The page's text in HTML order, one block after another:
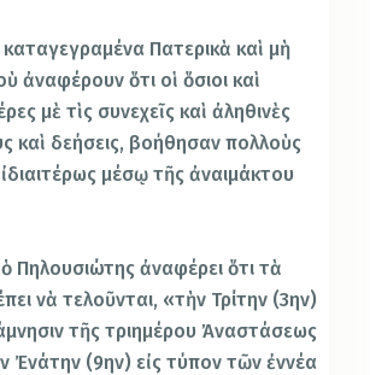
καταγεγραμένα Πατερικὰ καὶ μὴ
ἀναφέρουν ὅτι οἱ ὅσιοι καὶ
μὲ τὶς συνεχεῖς καὶ ἀληθινὲς
καὶ δεήσεις, βοήθησαν πολλοὺς
μέσῳ τῆς ἀναιμάκτου
Πηλουσιώτης ἀναφέρει ὅτι τὰ
νὰ τελοῦνται, «τὴν Τρίτην (3ην)
τῆς τριημέρου Ἀναστάσεως
Ἐνάτην (9ην) εἰς τύπον τῶν ἐννέα